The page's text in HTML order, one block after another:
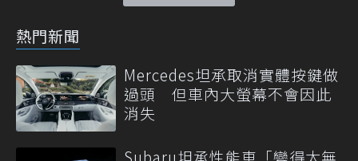
熱門新聞
Mercedes坦承取消實體按鍵做
過頭 但車內大螢幕不會因此
消失